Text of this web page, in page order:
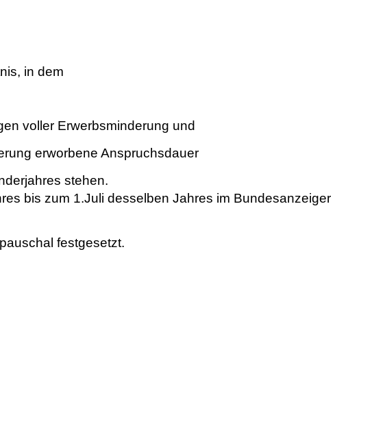
in dem
voller Erwerbsminderung und
erworbene Anspruchsdauer
stehen.
bis zum 1.Juli desselben Jahres im Bundesanzeiger
festgesetzt.